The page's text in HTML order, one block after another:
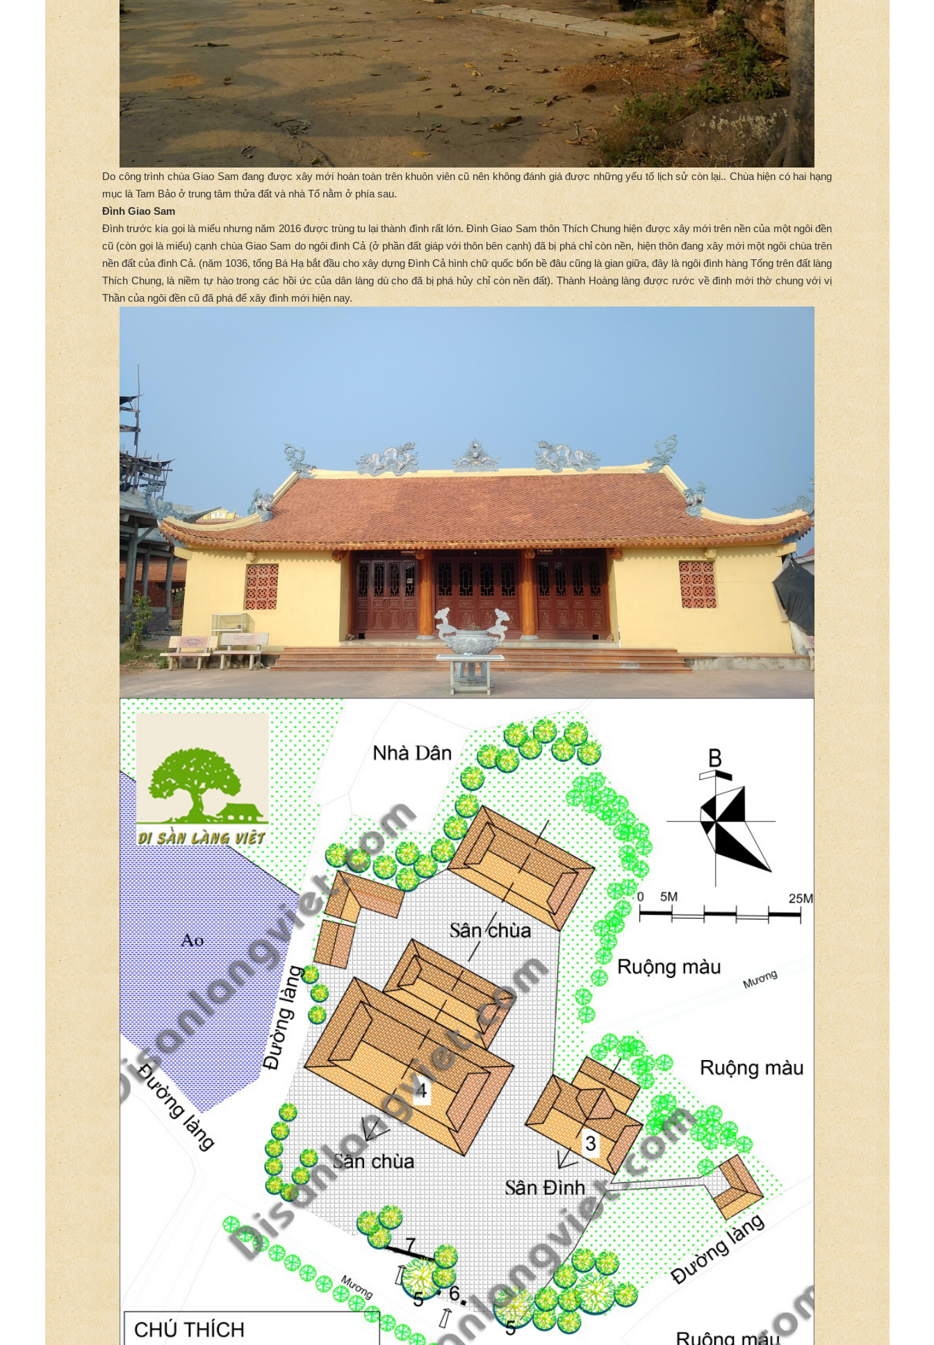
Do công trình chùa Giao Sam đang được xây mới hoàn toàn trên khuôn viên cũ nên không đánh giá được những yếu tố lịch sử còn lại.. Chùa hiện có hai hạng
mục là Tam Bảo ở trung tâm thửa đất và nhà Tổ nằm ở phía sau.
Đình Giao Sam
Đình trước kia gọi là miếu nhưng năm 2016 được trùng tu lại thành đình rất lớn. Đình Giao Sam thôn Thích Chung hiện được xây mới trên nền của một ngôi đền
cũ (còn gọi là miếu) cạnh chùa Giao Sam do ngôi đình Cả (ở phần đất giáp với thôn bên cạnh) đã bị phá chỉ còn nền, hiện thôn đang xây mới một ngôi chùa trên
nền đất của đình Cả. (năm 1036, tổng Bá Hạ bắt đầu cho xây dựng Đình Cả hình chữ quốc bốn bề đâu cũng là gian giữa, đây là ngôi đình hàng Tổng trên đất làng
Thích Chung, là niềm tự hào trong các hồi ức của dân làng dù cho đã bị phá hủy chỉ còn nền đất). Thành Hoàng làng được rước về đình mới thờ chung với vị
Thần của ngôi đền cũ đã phá để xây đình mới hiện nay.